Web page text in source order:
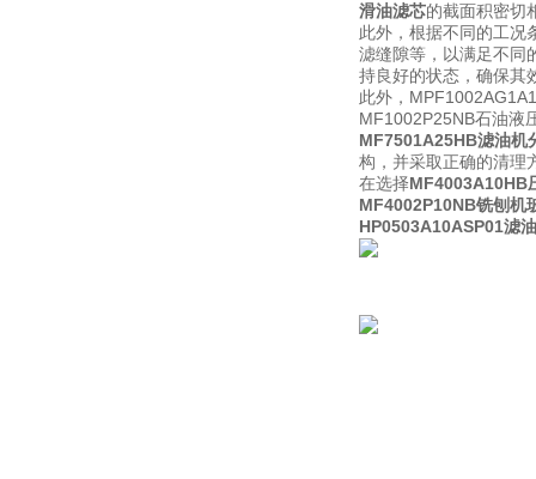
滑油滤芯的截面积密切
此外，根据不同的工况
滤缝隙等，以满足不同
持良好的状态，确保其
此外，
MF1002P25NB石油液
MF7501A25HB滤油机
构，并采取正确的清理
在选择MF4003A10HB
MF4002P10NB铣刨机
HP0503A10ASP01滤